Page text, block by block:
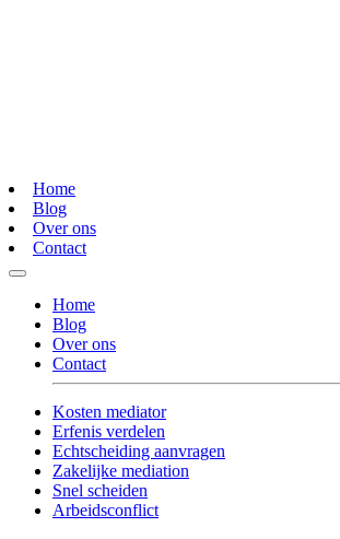
Home
Blog
Over ons
Contact
Home
Blog
Over ons
Contact
Kosten mediator
Erfenis verdelen
Echtscheiding aanvragen
Zakelijke mediation
Snel scheiden
Arbeidsconflict